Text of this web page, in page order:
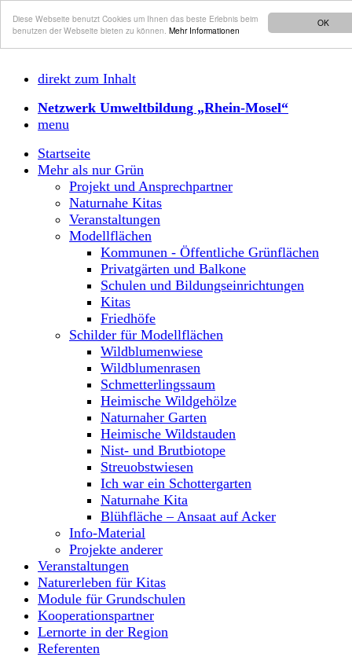
OK
Diese Webseite benutzt Cookies um Ihnen das beste Erlebnis beim
benutzen der Webseite bieten zu können. Mehr Informationen
direkt zum Inhalt
Netzwerk Umweltbildung „Rhein-Mosel“
menu
Startseite
Mehr als nur Grün
Projekt und Ansprechpartner
Naturnahe Kitas
Veranstaltungen
Modellflächen
Kommunen - Öffentliche Grünflächen
Privatgärten und Balkone
Schulen und Bildungseinrichtungen
Kitas
Friedhöfe
Schilder für Modellflächen
Wildblumenwiese
Wildblumenrasen
Schmetterlingssaum
Heimische Wildgehölze
Naturnaher Garten
Heimische Wildstauden
Nist- und Brutbiotope
Streuobstwiesen
Ich war ein Schottergarten
Naturnahe Kita
Blühfläche – Ansaat auf Acker
Info-Material
Projekte anderer
Veranstaltungen
Naturerleben für Kitas
Module für Grundschulen
Kooperationspartner
Lernorte in der Region
Referenten